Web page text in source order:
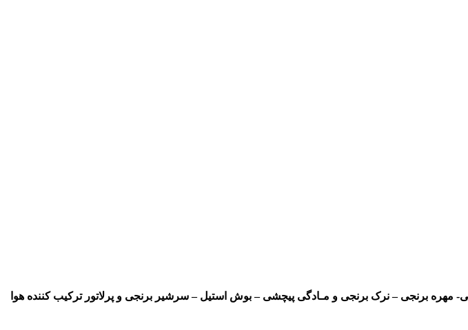
مهره برنجی – نرک برنجى و مـادگى پیچشى – بوش استیل – سرشیر برنجى و پرلاتور ترکیب کننده هوا